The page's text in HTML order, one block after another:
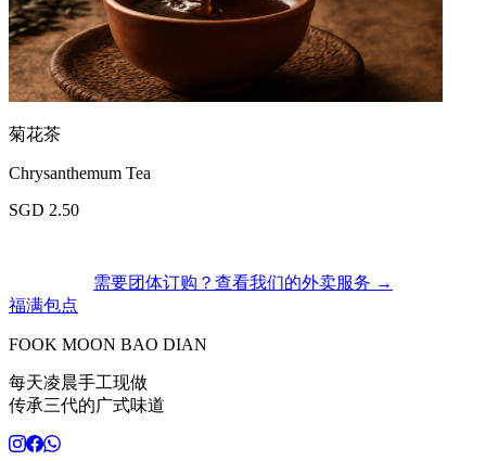
菊花茶
Chrysanthemum Tea
SGD 2.50
需要团体订购？查看我们的外卖服务 →
福满包点
FOOK MOON BAO DIAN
每天凌晨手工现做
传承三代的广式味道